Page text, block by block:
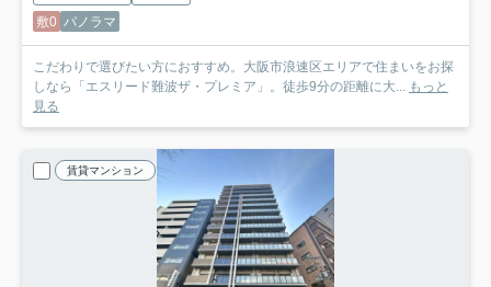
敷0 パノラマ
こだわりで選びたい方におすすめ。大阪市浪速区エリアで住まいをお探
しなら「エスリード難波ザ・プレミア」。徒歩9分の距離に大...
もっと
見る
賃貸マンション